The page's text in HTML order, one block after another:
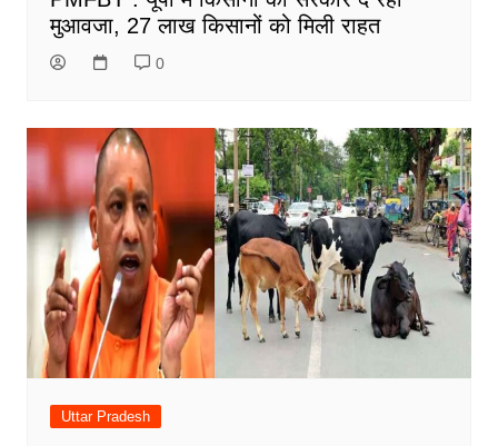
मुआवजा, 27 लाख किसानों को मिली राहत
0
Uttar Pradesh